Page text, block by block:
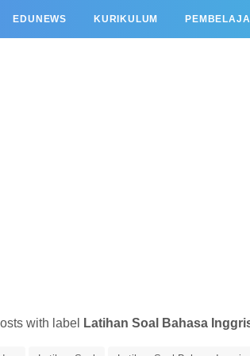
EDUNEWS KURIKULUM
with label Latihan Soal Bahasa